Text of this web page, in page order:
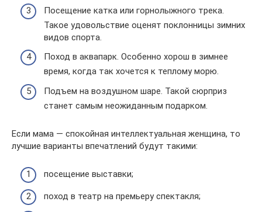
Посещение катка или горнолыжного трека.
Такое удовольствие оценят поклонницы зимних
видов спорта.
Поход в аквапарк. Особенно хорош в зимнее
время, когда так хочется к теплому морю.
Подъем на воздушном шаре. Такой сюрприз
станет самым неожиданным подарком.
Если мама — спокойная интеллектуальная женщина, то
лучшие варианты впечатлений будут такими:
посещение выставки;
поход в театр на премьеру спектакля;